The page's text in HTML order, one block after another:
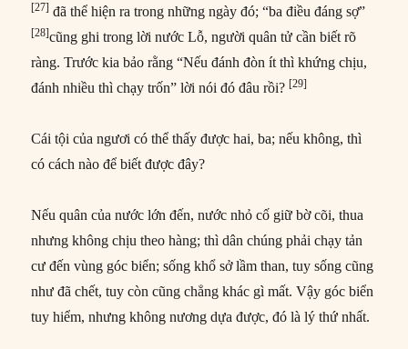
[27] đã thể hiện ra trong những ngày đó; “ba điều đáng sợ”
[28]cũng ghi trong lời nước Lỗ, người quân tử cần biết rõ
ràng. Trước kia bảo rằng “Nếu đánh đòn ít thì khứng chịu,
đánh nhiều thì chạy trốn” lời nói đó đâu rồi?[29]
Cái tội của ngươi có thể thấy được hai, ba; nếu không, thì
có cách nào để biết được đây?
Nếu quân của nước lớn đến, nước nhỏ cố giữ bờ cõi, thua
nhưng không chịu theo hàng; thì dân chúng phải chạy tản
cư đến vùng góc biển; sống khổ sở lầm than, tuy sống cũng
như đã chết, tuy còn cũng chẳng khác gì mất. Vậy góc biển
tuy hiểm, nhưng không nương dựa được, đó là lý thứ nhất.